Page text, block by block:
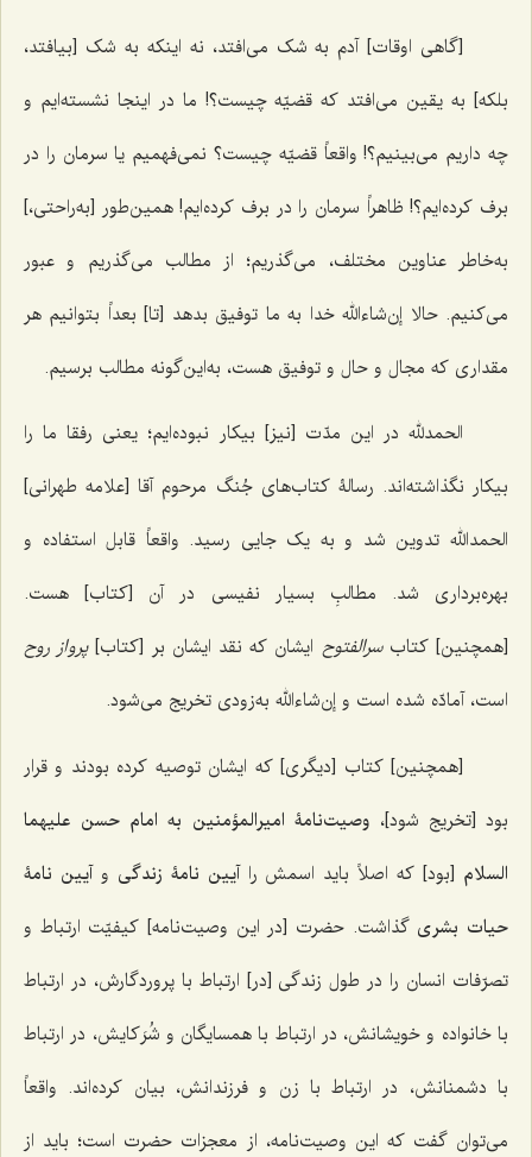
[گاهی اوقات] آدم به شک می‌افتد، نه اینکه به شک [بیافتد،
بلکه] به یقین می‌افتد که قضیّه چیست؟! ما در اینجا نشسته‌ایم و
چه داریم می‌بینیم؟! واقعاً قضیّه چیست؟ نمی‌فهمیم یا سرمان را در
برف کرده‌ایم؟! ظاهراً سرمان را در برف کرده‌ایم! همین‌طور [به‌‌راحتی،]
به‌خاطر عناوین مختلف، می‌گذریم؛ از مطالب می‌گذریم و عبور
می‌کنیم. حالا إن‌شاءالله خدا به ما توفیق بدهد [تا] بعداً بتوانیم هر
مقداری که مجال و حال و توفیق هست، به‌این‌گونه مطالب برسیم.
الحمدلله در این مدّت [نیز] بیکار نبوده‌ایم؛ یعنی رفقا ما را
بیکار نگذاشته‌اند. رسالۀ کتاب‌های جُنگ مرحوم آقا [علامه طهرانی]
الحمدالله تدوین شد و به یک جایی رسید. واقعاً قابل استفاده و
بهره‌برداری شد. مطالبِ بسیار نفیسی در آن [کتاب] هست.
[همچنین] کتابسرالفتوح ایشان که نقد ایشان بر [کتاب]پرواز روح
است، آمادّه شده است و إن‌شاءالله به‌زودی تخریج می‌شود.
[همچنین] کتاب [دیگری] که ایشان توصیه کرده بودند و قرار
بود [تخریج شود]، وصیت‌نامۀ امیرالمؤمنین به امام حسن علیهما
السلام [بود] که اصلاً باید اسمش راآیین نامۀ زندگی وآیین نامۀ
حیات بشری گذاشت. حضرت [در این وصیت‌نامه] کیفیّت ارتباط و
تصرّفات انسان را در طول زندگی [در]‌ ارتباط با پروردگارش، در ارتباط
با خانواده و خویشانش، در ارتباط با همسایگان و شُرَکایش، در ارتباط
با دشمنانش، در ارتباط با زن و فرزندانش، بیان کرده‌اند. واقعاً
می‌توان گفت که این وصیت‌نامه، از معجزات حضرت است؛ باید از